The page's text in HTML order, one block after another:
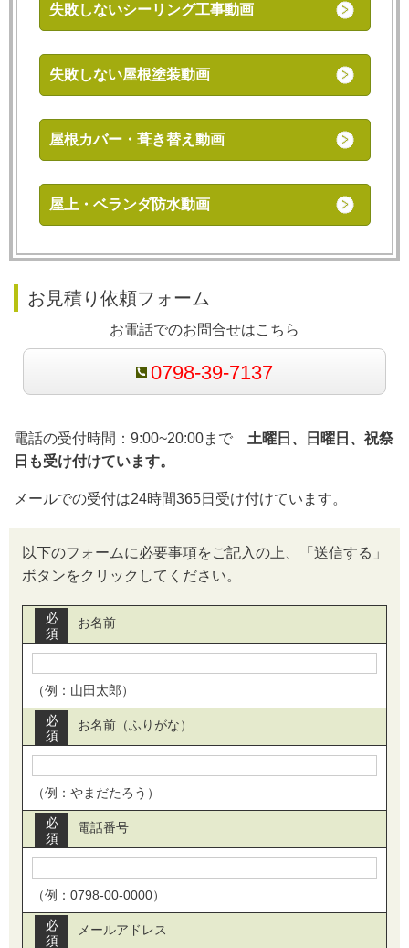
失敗しないシーリング工事動画
失敗しない屋根塗装動画
屋根カバー・葺き替え動画
屋上・ベランダ防水動画
お見積り依頼フォーム
お電話でのお問合せはこちら
0798-39-7137
電話の受付時間：9:00~20:00まで 土曜日、日曜日、祝祭
日も受け付けています。
メールでの受付は24時間365日受け付けています。
以下のフォームに必要事項をご記入の上、「送信する」
ボタンをクリックしてください。
お名前
必
須
（例：山田太郎）
お名前（ふりがな）
必
須
（例：やまだたろう）
電話番号
必
須
（例：0798-00-0000）
メールアドレス
必
須